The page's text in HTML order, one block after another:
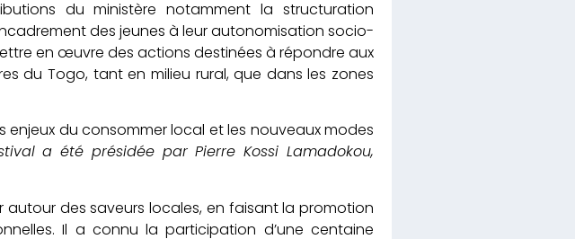
du ministère notamment la structuration
des jeunes à leur autonomisation socio-
en œuvre des actions destinées à répondre aux
du Togo, tant en milieu rural, que dans les zones
enjeux du consommer local et les nouveaux modes
a été présidée par Pierre Kossi Lamadokou,
des saveurs locales, en faisant la promotion
Il a connu la participation d’une centaine